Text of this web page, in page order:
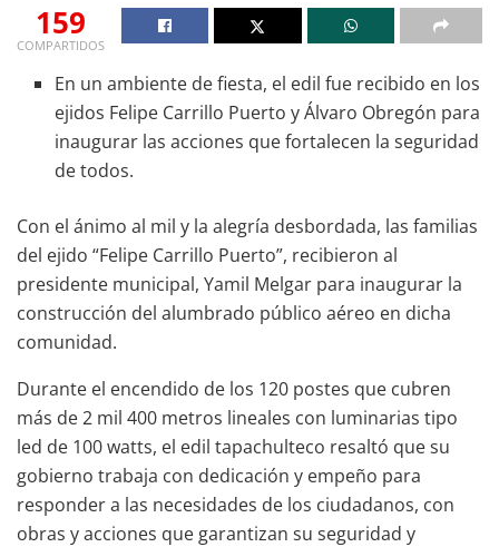
159
COMPARTIDOS
En un ambiente de fiesta, el edil fue recibido en los
ejidos Felipe Carrillo Puerto y Álvaro Obregón para
inaugurar las acciones que fortalecen la seguridad
de todos.
Con el ánimo al mil y la alegría desbordada, las familias
del ejido “Felipe Carrillo Puerto”, recibieron al
presidente municipal, Yamil Melgar para inaugurar la
construcción del alumbrado público aéreo en dicha
comunidad.
Durante el encendido de los 120 postes que cubren
más de 2 mil 400 metros lineales con luminarias tipo
led de 100 watts, el edil tapachulteco resaltó que su
gobierno trabaja con dedicación y empeño para
responder a las necesidades de los ciudadanos, con
obras y acciones que garantizan su seguridad y